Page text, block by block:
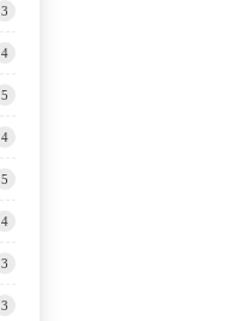
3
4
5
4
5
4
3
3